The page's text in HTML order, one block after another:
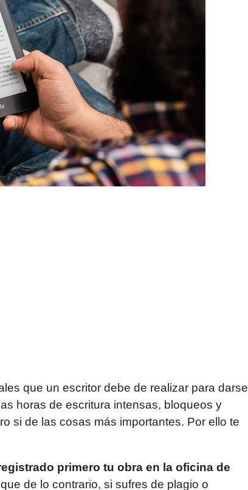
que un escritor debe de realizar para darse
horas de escritura intensas, bloqueos y
si de las cosas más importantes. Por ello te
primero tu obra en la oficina de
de lo contrario, si sufres de plagio o